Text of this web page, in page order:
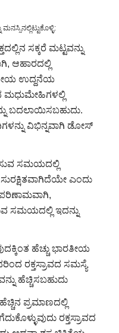
ಸಕ್ಕರೆ ಮಟ್ಟವನ್ನು
ಆಹಾರದಲ್ಲಿ
ಉದ್ದನೆಯ
ಮಧುಮೇಹಿಗಳಲ್ಲಿ
ಬದಲಾಯಿಸಬಹುದು.
ವಿಭಿನ್ನವಾಗಿ ಡೋಸ್
ಸಮಯದಲ್ಲಿ
ಎಂದು
ಪರಿಣಾಮವಾಗಿ,
ಸಮಯದಲ್ಲಿ ಇದನ್ನು
ಹೆಚ್ಚು ಭಾರತೀಯ
ರಕ್ತಸ್ರಾವದ ಸಮಸ್ಯೆ
ಹೆಚ್ಚಿಸಬಹುದು
ಪ್ರಮಾಣದಲ್ಲಿ
ರಕ್ತಸ್ರಾವದ